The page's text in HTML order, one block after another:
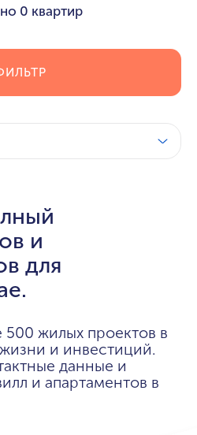
0 квартир
и
для
жилых проектов в
и инвестиций.
данные и
и апартаментов в